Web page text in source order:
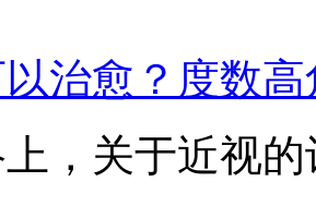
治愈？度数
，关于近视